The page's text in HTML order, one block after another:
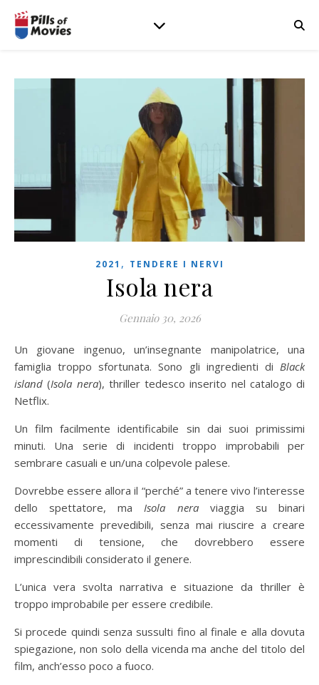
2021 , TENDERE I NERVI
Isola nera
Gennaio 30, 2026
Un giovane ingenuo, un’insegnante manipolatrice, una
famiglia troppo sfortunata. Sono gli ingredienti di Black
island (Isola nera), thriller tedesco inserito nel catalogo di
Netflix.
Un film facilmente identificabile sin dai suoi primissimi
minuti. Una serie di incidenti troppo improbabili per
sembrare casuali e un/una colpevole palese.
Dovrebbe essere allora il “perché” a tenere vivo l’interesse
dello spettatore, ma Isola neraviaggia su binari
eccessivamente prevedibili, senza mai riuscire a creare
momenti di tensione, che dovrebbero essere
imprescindibili considerato il genere.
L’unica vera svolta narrativa e situazione da thriller è
troppo improbabile per essere credibile.
Si procede quindi senza sussulti fino al finale e alla dovuta
spiegazione, non solo della vicenda ma anche del titolo del
film, anch’esso poco a fuoco.